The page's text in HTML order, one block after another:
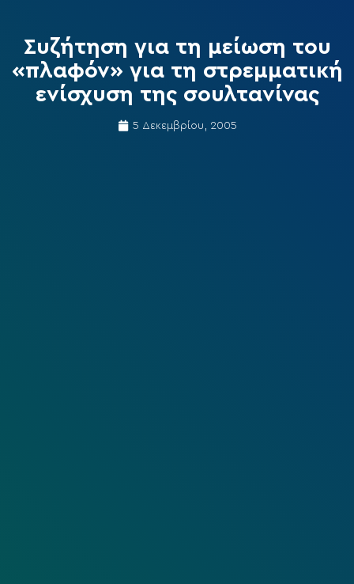
Συζήτηση για τη μείωση του
«πλαφόν» για τη στρεμματική
ενίσχυση της σουλτανίνας
5 Δεκεμβρίου, 2005